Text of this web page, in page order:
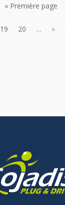
« Première page
19 20 … »